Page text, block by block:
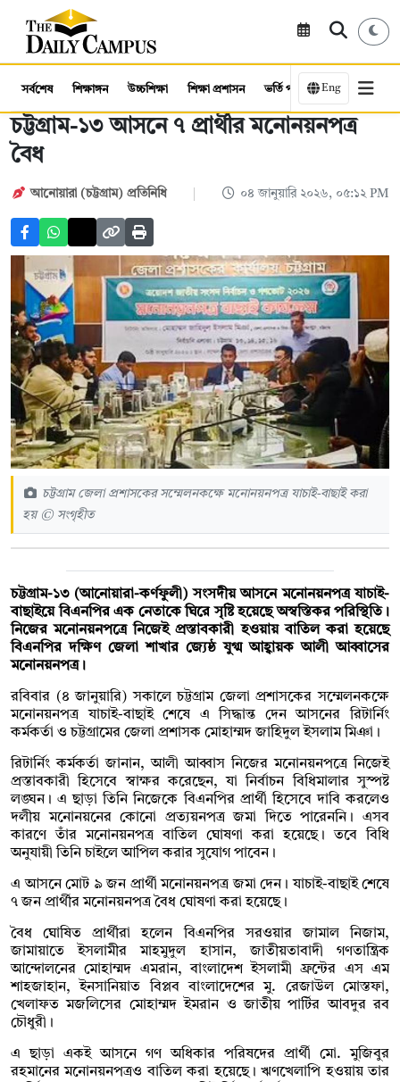
সর্বশেষ শিক্ষাঙ্গন উচ্চশিক্ষা শিক্ষা প্রশাসন ভর্তি পরীক্ষা কর্মসংস্থান
Eng
চট্টগ্রাম-১৩ আসনে ৭ প্রার্থীর মনোনয়নপত্র
বৈধ
আনোয়ারা (চট্টগ্রাম) প্রতিনিধি ০৪ জানুয়ারি ২০২৬, ০৫:১২ PM
চট্টগ্রাম জেলা প্রশাসকের সম্মেলনকক্ষে মনোনয়নপত্র যাচাই-বাছাই করা
হয় © সংগৃহীত
চট্টগ্রাম-১৩ (আনোয়ারা-কর্ণফুলী) সংসদীয় আসনে মনোনয়নপত্র যাচাই-
বাছাইয়ে বিএনপির এক নেতাকে ঘিরে সৃষ্টি হয়েছে অস্বস্তিকর পরিস্থিতি।
নিজের মনোনয়নপত্রে নিজেই প্রস্তাবকারী হওয়ায় বাতিল করা হয়েছে
বিএনপির দক্ষিণ জেলা শাখার জ্যেষ্ঠ যুগ্ম আহ্বায়ক আলী আব্বাসের
মনোনয়নপত্র।
রবিবার (৪ জানুয়ারি) সকালে চট্টগ্রাম জেলা প্রশাসকের সম্মেলনকক্ষে
মনোনয়নপত্র যাচাই-বাছাই শেষে এ সিদ্ধান্ত দেন আসনের রিটার্নিং
কর্মকর্তা ও চট্টগ্রামের জেলা প্রশাসক মোহাম্মদ জাহিদুল ইসলাম মিঞা।
রিটার্নিং কর্মকর্তা জানান, আলী আব্বাস নিজের মনোনয়নপত্রে নিজেই
প্রস্তাবকারী হিসেবে স্বাক্ষর করেছেন, যা নির্বাচন বিধিমালার সুস্পষ্ট
লঙ্ঘন। এ ছাড়া তিনি নিজেকে বিএনপির প্রার্থী হিসেবে দাবি করলেও
দলীয় মনোনয়নের কোনো প্রত্যয়নপত্র জমা দিতে পারেননি। এসব
কারণে তাঁর মনোনয়নপত্র বাতিল ঘোষণা করা হয়েছে। তবে বিধি
অনুযায়ী তিনি চাইলে আপিল করার সুযোগ পাবেন।
এ আসনে মোট ৯ জন প্রার্থী মনোনয়নপত্র জমা দেন। যাচাই-বাছাই শেষে
৭ জন প্রার্থীর মনোনয়নপত্র বৈধ ঘোষণা করা হয়েছে।
বৈধ ঘোষিত প্রার্থীরা হলেন বিএনপির সরওয়ার জামাল নিজাম,
জামায়াতে ইসলামীর মাহমুদুল হাসান, জাতীয়তাবাদী গণতান্ত্রিক
আন্দোলনের মোহাম্মদ এমরান, বাংলাদেশ ইসলামী ফ্রন্টের এস এম
শাহজাহান, ইনসানিয়াত বিপ্লব বাংলাদেশের মু. রেজাউল মোস্তফা,
খেলাফত মজলিসের মোহাম্মদ ইমরান ও জাতীয় পার্টির আবদুর রব
চৌধুরী।
এ ছাড়া একই আসনে গণ অধিকার পরিষদের প্রার্থী মো. মুজিবুর
রহমানের মনোনয়নপত্রও বাতিল করা হয়েছে। ঋণখেলাপি হওয়ায় তার